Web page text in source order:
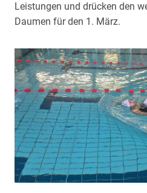
Leistungen und drücken den
Daumen für den 1. März.